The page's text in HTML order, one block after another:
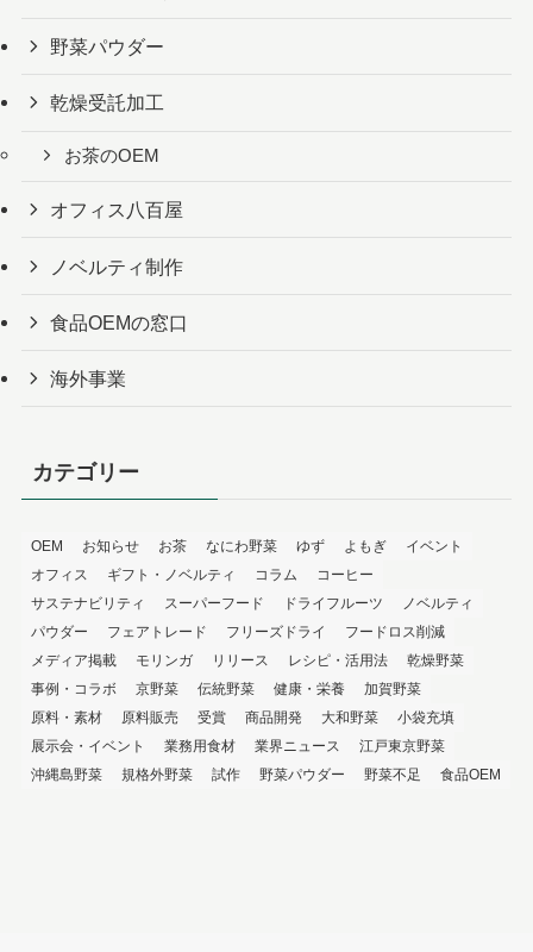
野菜パウダー
乾燥受託加工
お茶のOEM
オフィス八百屋
ノベルティ制作
食品OEMの窓口
海外事業
カテゴリー
OEM お知らせ お茶 なにわ野菜 ゆず よもぎ
イベント
オフィス
ギフト・ノベルティ コラム
コーヒー
サステナビリティ
スーパーフード ドライフルーツ
ノベルティ
パウダー
フェアトレード フリーズドライ
フードロス削減
メディア掲載
モリンガ リリース レシピ・活用法
乾燥野菜
事例・コラボ
京野菜 伝統野菜 健康・栄養
加賀野菜
原料・素材
原料販売 受賞 商品開発 大和野菜
小袋充填
展示会・イベント
業務用食材 業界ニュース
江戸東京野菜
沖縄島野菜
規格外野菜 試作 野菜パウダー 野菜不足 食品OEM